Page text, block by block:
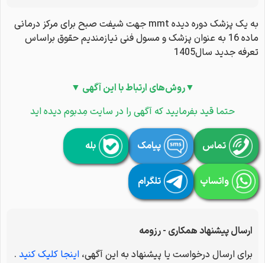
به یک پزشک دوره دیده mmt جهت شیفت صبح برای مرکز درمانی
ماده 16 به عنوان پزشک و مسول فنی نیازمندیم حقوق براساس
تعرفه جدید سال1405
▼روش‌های ارتباط با این آگهی ▼
حتما قید بفرمایید که آگهی را در سایت مِدبوم دیده اید
تماس پیامک بله
واتساپ تلگرام
ارسال پیشنهاد همکاری - رزومه
برای ارسال درخواست یا پیشنهاد به این آگهی، اینجا کلیک کنید .